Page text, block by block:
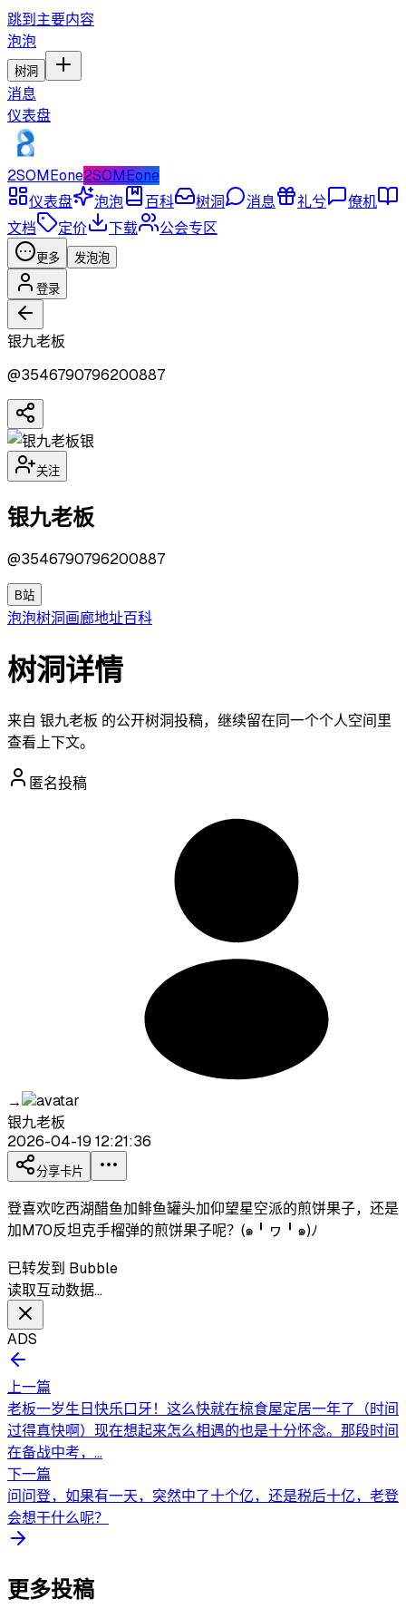
跳到主要内容
泡泡
树洞
消息
仪表盘
2SOMEone2SOMEone
仪表盘
泡泡 百科 树洞 消息 礼兮
僚机
文档
定价 下载 公会专区
更多 发泡泡
登录
银九老板
@3546790796200887
银
关注
银九老板
@3546790796200887
B站
泡泡树洞画廊地址百科
树洞详情
来自 银九老板 的公开树洞投稿，继续留在同一个个人空间里
查看上下文。
匿名投稿
→
银九老板
2026-04-19 12:21:36
分享卡片
登喜欢吃西湖醋鱼加鲱鱼罐头加仰望星空派的煎饼果子，还是
加M70反坦克手榴弹的煎饼果子呢？(๑╹ヮ╹๑)ﾉ
已转发到 Bubble
读取互动数据…
ADS
上一篇
老板一岁生日快乐口牙！这么快就在椋食屋定居一年了（时间
过得真快啊）现在想起来怎么相遇的也是十分怀念。那段时间
在备战中考，...
下一篇
问问登，如果有一天，突然中了十个亿，还是税后十亿，老登
会想干什么呢？
更多投稿